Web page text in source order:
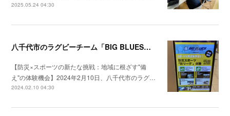
2025.05.24 04:30
八千代市のラグビーチーム「BIG BLUES八千代ベイ東京」と共に、株式会社シンクが提供する防災スポーツ「防リーグ®」の体験イベントを開催
【防災×スポーツの新たな挑戦：地域に根ざす"備
え"の体験機会】2024年2月10日、八千代市のラグ…
2024.02.10 04:30